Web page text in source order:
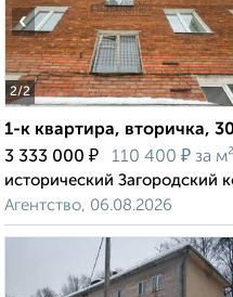
2/2
‹
1-к квартира, вторичка,
3 333 000 ₽ 110 400 ₽ за м²
исторический Загородский
Агентство, 06.08.2026